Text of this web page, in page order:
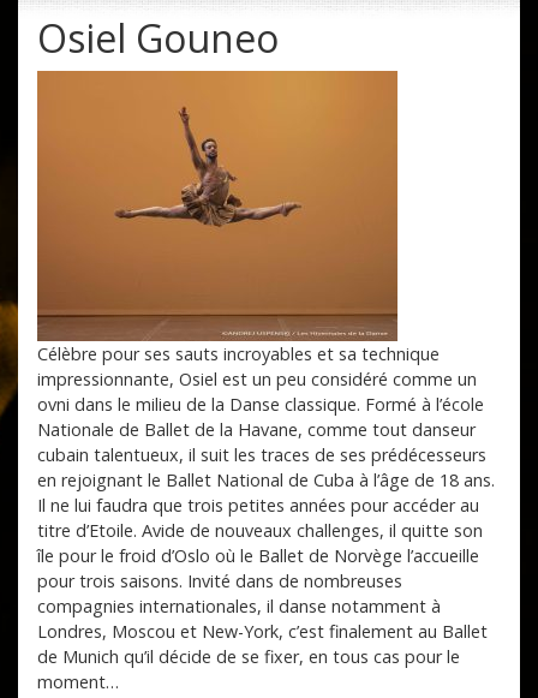
Osiel Gouneo
Célèbre pour ses sauts incroyables et sa technique
impressionnante, Osiel est un peu considéré comme un
ovni dans le milieu de la Danse classique. Formé à l’école
Nationale de Ballet de la Havane, comme tout danseur
cubain talentueux, il suit les traces de ses prédécesseurs
en rejoignant le Ballet National de Cuba à l’âge de 18 ans.
Il ne lui faudra que trois petites années pour accéder au
titre d’Etoile. Avide de nouveaux challenges, il quitte son
île pour le froid d’Oslo où le Ballet de Norvège l’accueille
pour trois saisons. Invité dans de nombreuses
compagnies internationales, il danse notamment à
Londres, Moscou et New-York, c’est finalement au Ballet
de Munich qu’il décide de se fixer, en tous cas pour le
moment…